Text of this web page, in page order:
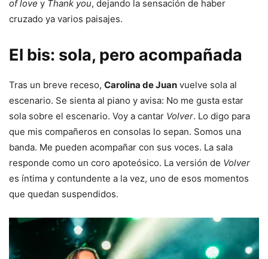
of love y Thank you, dejando la sensación de haber
cruzado ya varios paisajes.
El bis: sola, pero acompañada
Tras un breve receso, Carolina de Juan vuelve sola al
escenario. Se sienta al piano y avisa: No me gusta estar
sola sobre el escenario. Voy a cantar Volver. Lo digo para
que mis compañeros en consolas lo sepan. Somos una
banda. Me pueden acompañar con sus voces. La sala
responde como un coro apoteósico. La versión de Volver
es íntima y contundente a la vez, uno de esos momentos
que quedan suspendidos.